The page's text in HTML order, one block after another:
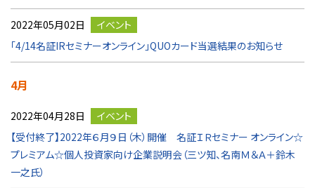
2022年05月02日
イベント
「4/14名証IRセミナーオンライン」QUOカード当選結果のお知らせ
4月
2022年04月28日
イベント
【受付終了】2022年６月９日（木）開催 名証ＩＲセミナー オンライン☆
プレミアム☆個人投資家向け企業説明会（三ツ知、名南Ｍ＆Ａ＋鈴木
一之氏）